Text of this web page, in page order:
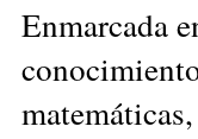
Enmarcada